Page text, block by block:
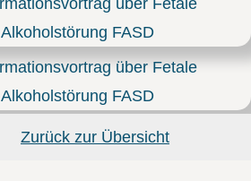
Zurück zur Übersicht